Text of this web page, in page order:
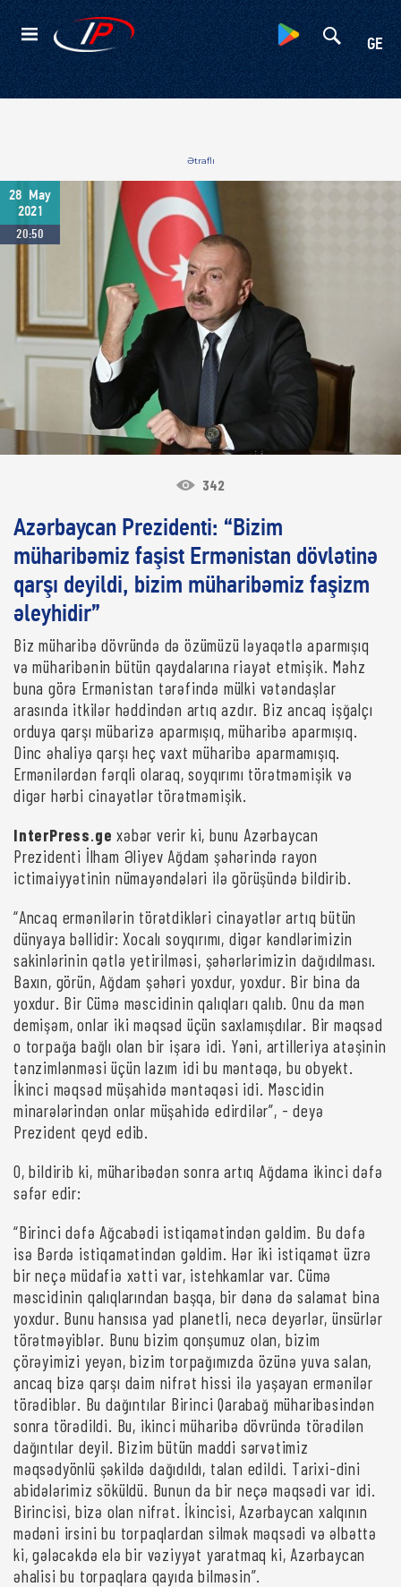
GE
Kateqoriyalar
Ətraflı
28
May
2021
20:50
342
Azərbaycan Prezidenti: “Bizim
müharibəmiz faşist Ermənistan dövlətinə
qarşı deyildi, bizim müharibəmiz faşizm
əleyhidir”
Biz müharibə dövründə də özümüzü ləyaqətlə aparmışıq
və müharibənin bütün qaydalarına riayət etmişik. Məhz
buna görə Ermənistan tərəfində mülki vətəndaşlar
arasında itkilər həddindən artıq azdır. Biz ancaq işğalçı
orduya qarşı mübarizə aparmışıq, müharibə aparmışıq.
Dinc əhaliyə qarşı heç vaxt müharibə aparmamışıq.
Ermənilərdən fərqli olaraq, soyqırımı törətməmişik və
digər hərbi cinayətlər törətməmişik.
InterPress.ge xəbər verir ki, bunu Azərbaycan
Prezidenti İlham Əliyev Ağdam şəhərində rayon
ictimaiyyətinin nümayəndələri ilə görüşündə bildirib.
“Ancaq ermənilərin törətdikləri cinayətlər artıq bütün
dünyaya bəllidir: Xocalı soyqırımı, digər kəndlərimizin
sakinlərinin qətlə yetirilməsi, şəhərlərimizin dağıdılması.
Baxın, görün, Ağdam şəhəri yoxdur, yoxdur. Bir bina da
yoxdur. Bir Cümə məscidinin qalıqları qalıb. Onu da mən
demişəm, onlar iki məqsəd üçün saxlamışdılar. Bir məqsəd
o torpağa bağlı olan bir işarə idi. Yəni, artilleriya atəşinin
tənzimlənməsi üçün lazım idi bu məntəqə, bu obyekt.
İkinci məqsəd müşahidə məntəqəsi idi. Məscidin
minarələrindən onlar müşahidə edirdilər”, - deyə
Prezident qeyd edib.
O, bildirib ki, müharibədən sonra artıq Ağdama ikinci dəfə
səfər edir:
“Birinci dəfə Ağcabədi istiqamətindən gəldim. Bu dəfə
isə Bərdə istiqamətindən gəldim. Hər iki istiqamət üzrə
bir neçə müdafiə xətti var, istehkamlar var. Cümə
məscidinin qalıqlarından başqa, bir dənə də salamat bina
yoxdur. Bunu hansısa yad planetli, necə deyərlər, ünsürlər
törətməyiblər. Bunu bizim qonşumuz olan, bizim
çörəyimizi yeyən, bizim torpağımızda özünə yuva salan,
ancaq bizə qarşı daim nifrət hissi ilə yaşayan ermənilər
törədiblər. Bu dağıntılar Birinci Qarabağ müharibəsindən
sonra törədildi. Bu, ikinci müharibə dövründə törədilən
dağıntılar deyil. Bizim bütün maddi sərvətimiz
məqsədyönlü şəkildə dağıdıldı, talan edildi. Tarixi-dini
abidələrimiz söküldü. Bunun da bir neçə məqsədi var idi.
Birincisi, bizə olan nifrət. İkincisi, Azərbaycan xalqının
mədəni irsini bu torpaqlardan silmək məqsədi və əlbəttə
ki, gələcəkdə elə bir vəziyyət yaratmaq ki, Azərbaycan
əhalisi bu torpaqlara qayıda bilməsin”.